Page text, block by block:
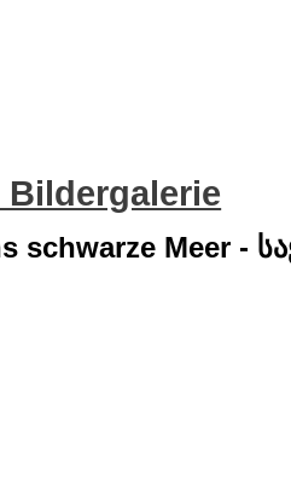
schwarze Meer -